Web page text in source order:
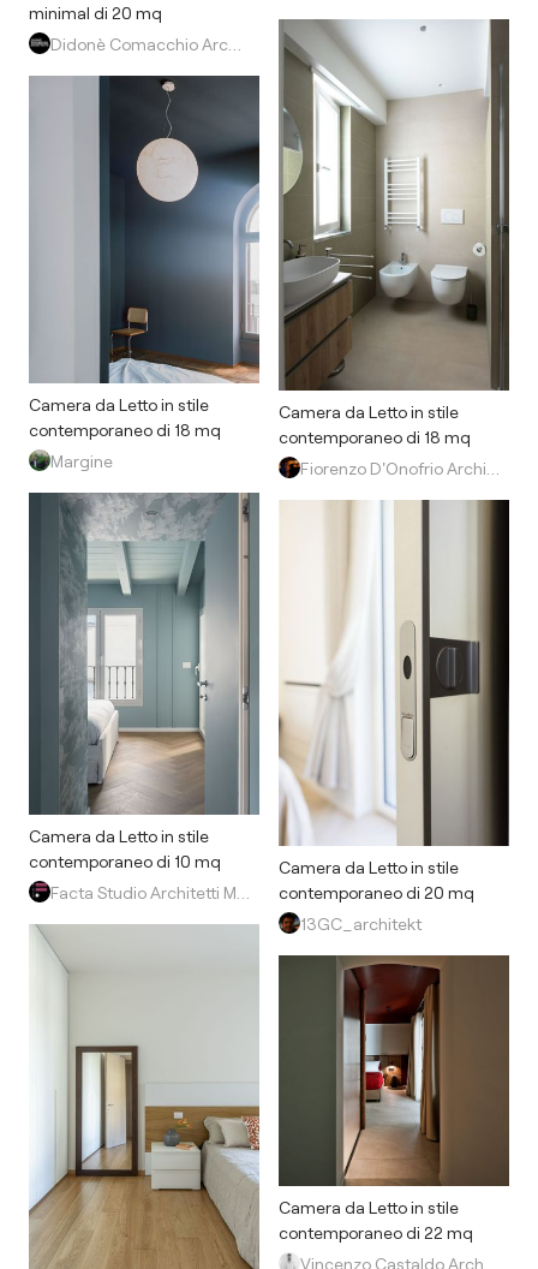
minimal di 20 mq
Camera da Letto in stile
contemporaneo di 18 mq
Margine
Camera da Letto in stile
contemporaneo di 10 mq
Camera da Letto in stile
contemporaneo di 18 mq
Camera da Letto in stile
contemporaneo di 20 mq
13GC_architekt
Camera da Letto in stile
contemporaneo di 22 mq